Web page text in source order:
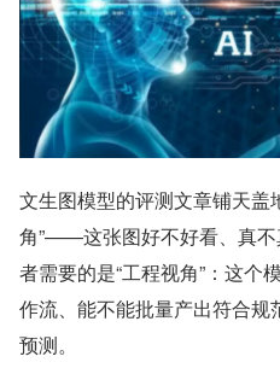
文生图模型的评测文章铺天盖
角”——这张图好不好看、真
者需要的是“工程视角”：这个
作流、能不能批量产出符合
预测。